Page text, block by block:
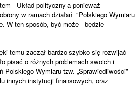
- Układ polityczny a ponieważ
w ramach działań "Polskiego Wymiaru
W ten sposób, być może - będzie
temu zaczął bardzo szybko się rozwijać –
pisać o różnych problemach swoich i
Polskiego Wymiaru tzw. „Sprawiedliwości”
innych instytucji finansowych, oraz